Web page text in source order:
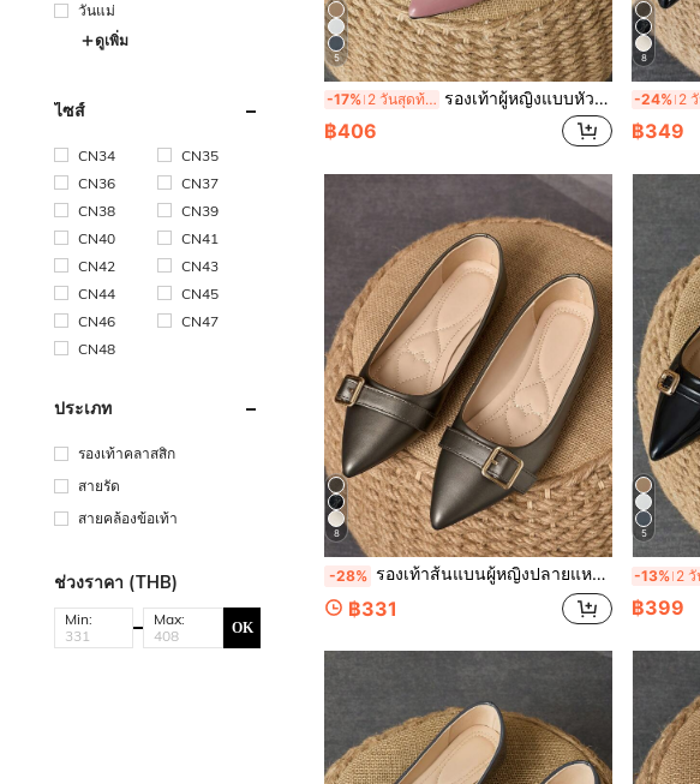
วันแม่
ดูเพิ่ม
ไซส์
CN34
CN35
CN36
CN37
CN38
CN39
CN40
CN41
CN42
CN43
CN44
CN45
CN46
CN47
CN48
ประเภท
รองเท้าคลาสสิก
สายรัด
สายคล้องข้อเท้า
ช่วงราคา (THB)
Min: Max: OK
5
-17% 2 วันสุดท้าย รองเท้าผู้หญิงแบบหัวแหลม ส้นเตี้ย สำหรับใส่เป็นเครื่องแต่งกายแบบสบายๆ สีโกรลล์ สำหรับใส่ไปปาร์ตี้ ใส่ประจำวัน ใส่นอกบ้าน ฤดูใบไม้ผลิและฤดูร้อน
฿406
8
-24%
฿349
8
-28% รองเท้าส้นแบนผู้หญิงปลายแหลมคอต่ำ สำหรับงานปาร์ตี้และใส่ลำลอง ฤดูใบไม้ผลิและฤดูร้อน ใส่ได้ทุกวันและกลางแจ้ง สไตล์หรูหราอเนกประสงค์
฿331
5
-13%
฿399